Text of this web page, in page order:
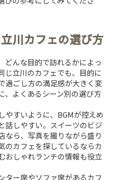
川カフェの選び方
どんな目的で訪れるかによっ
じ立川のカフェでも、目的に
過ごし方の満足感が大きく変
、よくあるシーン別の選び方
やすいように、BGMが控えめ
話しやすい。スイーツのビジ
なら、写真を撮りながら盛り
のカフェを探しているならカ
おしゃれランチの情報も役立
ター席やソファ席があるカフ